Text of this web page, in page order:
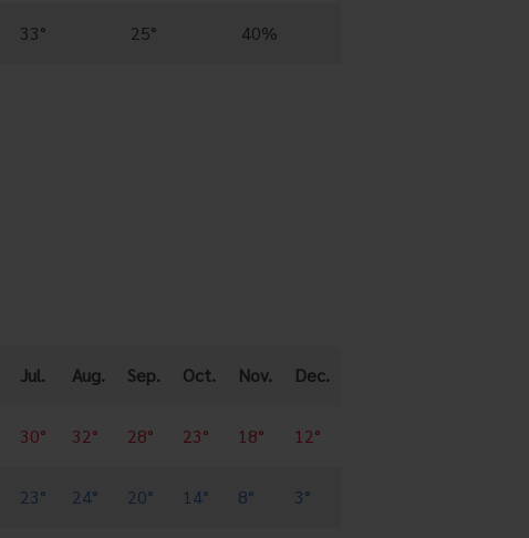
33° 25° 40%
Jul. Aug. Sep. Oct. Nov. Dec.
30° 32° 28° 23° 18° 12°
23° 24° 20° 14° 8° 3°